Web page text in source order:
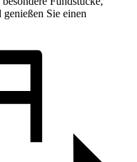
Sie einen